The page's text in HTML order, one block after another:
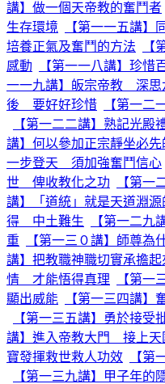
講】做一個天帝教的奮鬥者
生存環境
【第一一五講】
培養正氣及奮鬥的方法
【
感動
【第一一八講】珍
一一九講】皈宗帝教 深思
後 要好好珍惜
【第一
【第一二二講】熟記光
講】何以參加正宗靜坐必先
一步登天 須加強奮鬥信心
世 俾收教化之功
【第一
講】「道統」就是天道淵源
得 中土難生
【第一二
重
【第一三０講】師尊為
講】把教職神職切實承擔起
情 才能悟得真理
【第
顯出威能
【第一三四講
【第一三五講】勇於接
講】進入帝教大門 接上天
寶發揮救世救人功效
【第
【第一三九講】甲子年